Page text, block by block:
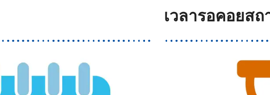
เวลารอคอยส